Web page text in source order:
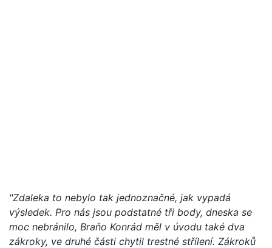
"Zdaleka to nebylo tak jednoznačné, jak vypadá
výsledek. Pro nás jsou podstatné tři body, dneska se
moc nebránilo, Braňo Konrád měl v úvodu také dva
zákroky, ve druhé části chytil trestné střílení. Zákroků